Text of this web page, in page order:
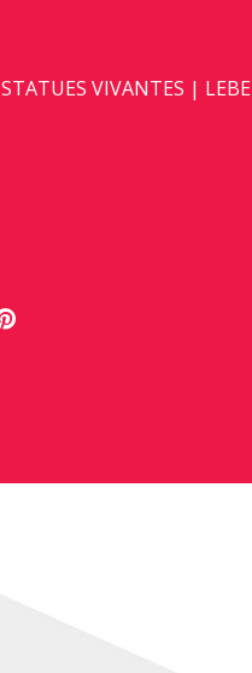
STATUES VIVANTES |